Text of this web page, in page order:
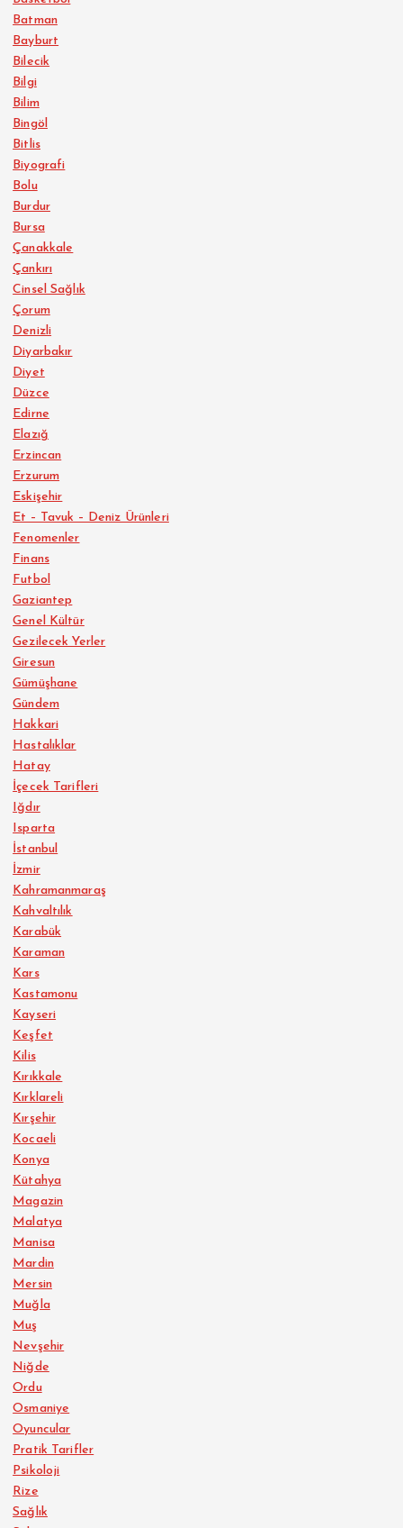
Batman
Bayburt
Bilecik
Bilgi
Bilim
Bingöl
Bitlis
Biyografi
Bolu
Burdur
Bursa
Çanakkale
Çankırı
Cinsel Sağlık
Çorum
Denizli
Diyarbakır
Diyet
Düzce
Edirne
Elazığ
Erzincan
Erzurum
Eskişehir
Et – Tavuk – Deniz Ürünleri
Fenomenler
Finans
Futbol
Gaziantep
Genel Kültür
Gezilecek Yerler
Giresun
Gümüşhane
Gündem
Hakkari
Hastalıklar
Hatay
İçecek Tarifleri
Iğdır
Isparta
İstanbul
İzmir
Kahramanmaraş
Kahvaltılık
Karabük
Karaman
Kars
Kastamonu
Kayseri
Keşfet
Kilis
Kırıkkale
Kırklareli
Kırşehir
Kocaeli
Konya
Kütahya
Magazin
Malatya
Manisa
Mardin
Mersin
Muğla
Muş
Nevşehir
Niğde
Ordu
Osmaniye
Oyuncular
Pratik Tarifler
Psikoloji
Rize
Sağlık